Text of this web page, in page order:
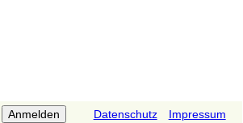
Datenschutz Impressum